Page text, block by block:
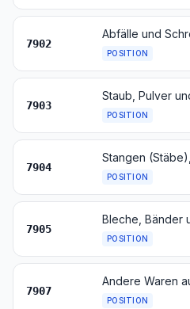
7902
Abfälle und
POSITION
7903
Staub, Pulver
POSITION
7904
POSITION
7905
Bleche, Bänder
POSITION
7907
Andere Waren
POSITION